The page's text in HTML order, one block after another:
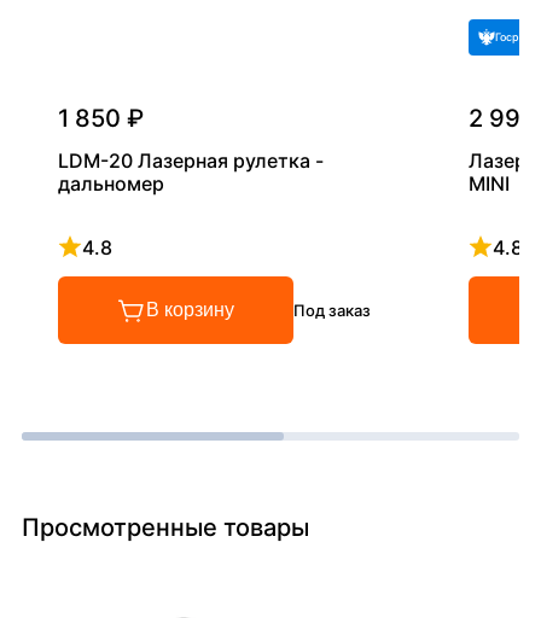
1 850 ₽
LDM-20 Лазерная рулетка -
дальномер
4.8
Рейтинг 4.8 из 5
В корзину Под заказ
2
MINI
4.8
Просмотренные товары